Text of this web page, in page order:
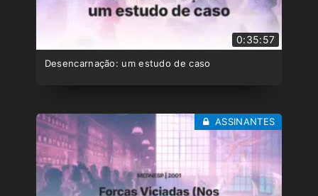
0:35:57
Desencarnação: um estudo de caso
ASSINANTES